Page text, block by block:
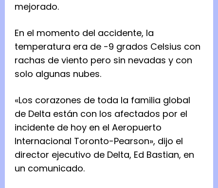
mejorado.
En el momento del accidente, la
temperatura era de -9 grados Celsius con
rachas de viento pero sin nevadas y con
solo algunas nubes.
«Los corazones de toda la familia global
de Delta están con los afectados por el
incidente de hoy en el Aeropuerto
Internacional Toronto-Pearson», dijo el
director ejecutivo de Delta, Ed Bastian, en
un comunicado.